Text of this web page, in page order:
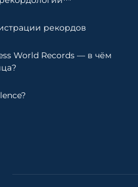
рекордов
World Records — в чём